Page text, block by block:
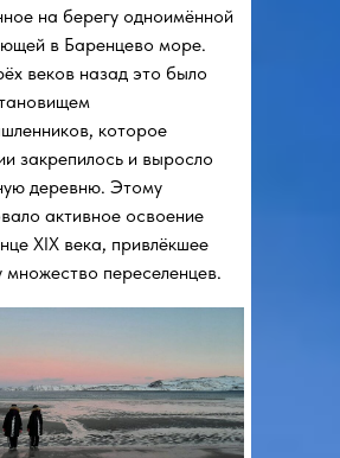
на берегу одноимённой
в Баренцево море.
веков назад это было
которое
закрепилось и выросло
деревню. Этому
активное освоение
XIX века, привлёкшее
множество переселенцев.